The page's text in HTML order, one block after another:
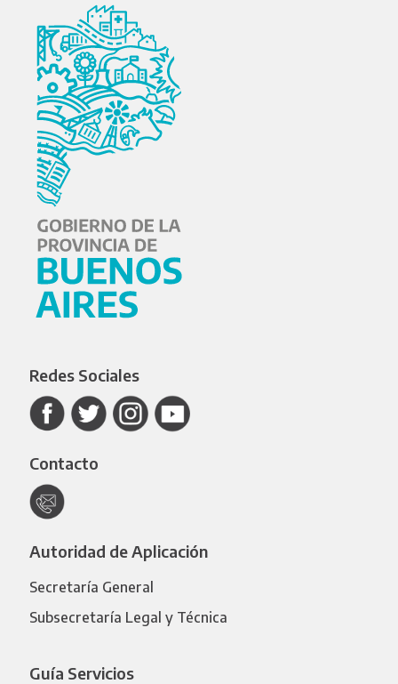
Redes Sociales
Contacto
Autoridad de Aplicación
Secretaría General
Subsecretaría Legal y Técnica
Guía Servicios